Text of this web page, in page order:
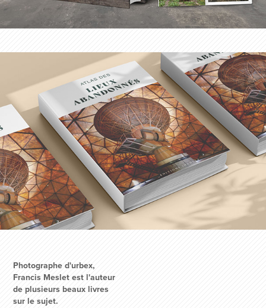
Photographe d'urbex,
Francis Meslet est l'auteur
de plusieurs beaux livres
sur le sujet.